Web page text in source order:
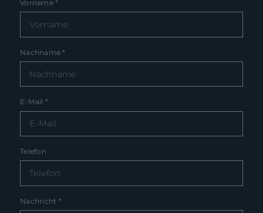
Vorname*
Nachname*
E-Mail *
Telefon
Nachricht *